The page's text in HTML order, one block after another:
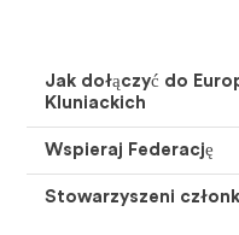
Jak dołączyć do
Kluniackich
Wspieraj Federację
Stowarzyszeni